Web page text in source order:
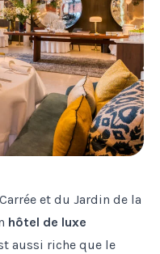
et du Jardin de la
hôtel de luxe
aussi riche que le